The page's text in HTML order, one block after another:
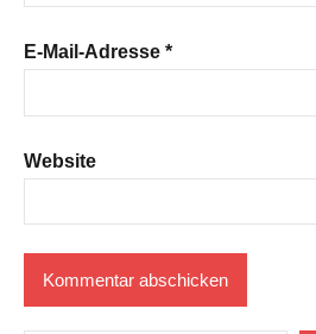
E-Mail-Adresse *
Website